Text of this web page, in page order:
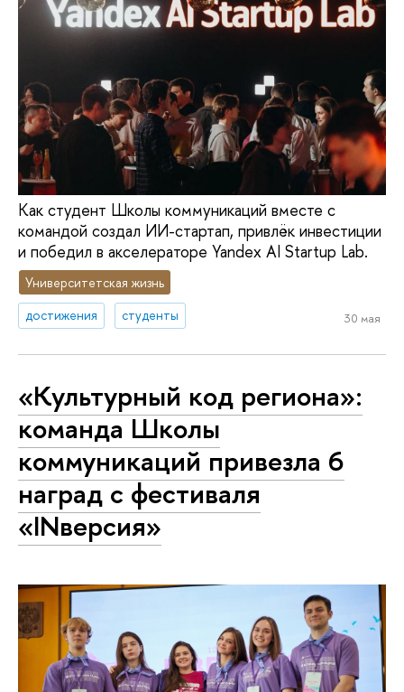
Как студент Школы коммуникаций вместе с
командой создал ИИ-стартап, привлёк инвестиции
и победил в акселераторе Yandex AI Startup Lab.
Университетская жизнь
достижения
студенты 30 мая
«Культурный код региона»:
команда Школы
коммуникаций привезла 6
наград с фестиваля
«INверсия»